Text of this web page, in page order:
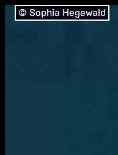
© Sophia Hegewald